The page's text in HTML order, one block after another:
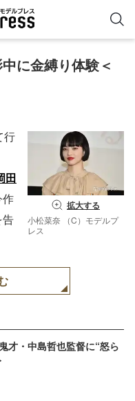
に金縛り体験＜
拡大する
小松菜奈 （C）モデルプ
レス
行
田
作
告
才・中島哲也監督に“怒ら